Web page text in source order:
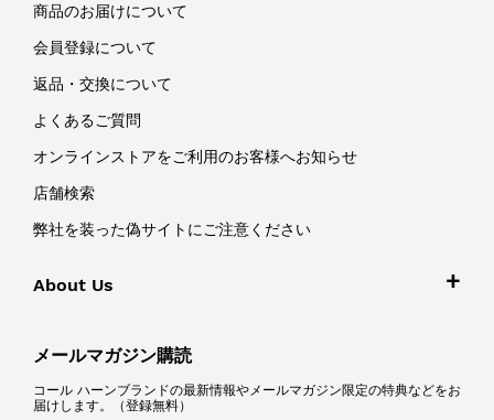
商品のお届けについて
会員登録について
返品・交換について
よくあるご質問
オンラインストアをご利用のお客様へお知らせ
店舗検索
弊社を装った偽サイトにご注意ください
About Us
メールマガジン購読
コール ハーンブランドの最新情報やメールマガジン限定の特典などをお
届けします。（登録無料）